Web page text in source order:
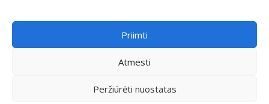
Priimti
Atmesti
Peržiūrėti nuostatas
LG kondicionieriai
Nordis kondicionieriai